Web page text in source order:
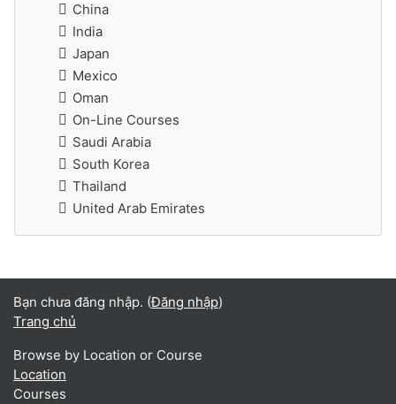
China
India
Japan
Mexico
Oman
On-Line Courses
Saudi Arabia
South Korea
Thailand
United Arab Emirates
Bạn chưa đăng nhập. (Đăng nhập)
Trang chủ
Browse by Location or Course
Location
Courses